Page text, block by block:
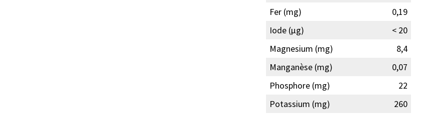
Fer (mg)
0,19
Iode (µg)
< 20
Magnesium (mg)
8,4
Manganèse (mg)
0,07
Phosphore (mg)
22
Potassium (mg)
260